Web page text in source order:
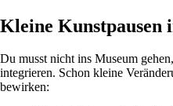
Kleine Kunstpausen
Du musst nicht ins Museum
integrieren. Schon kleine
bewirken: